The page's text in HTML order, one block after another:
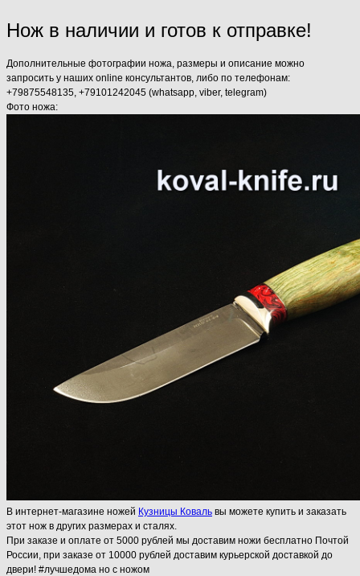
Нож в наличии и готов к отправке!
Дополнительные фотографии ножа, размеры и описание можно
запросить у наших online консультантов, либо по телефонам:
+79875548135, +79101242045 (whatsapp, viber, telegram)
Фото ножа:
В интернет-магазине ножей Кузницы Коваль вы можете купить и заказать
этот нож в других размерах и сталях.
При заказе и оплате от 5000 рублей мы доставим ножи бесплатно Почтой
России, при заказе от 10000 рублей доставим курьерской доставкой до
двери! #лучшедома но с ножом